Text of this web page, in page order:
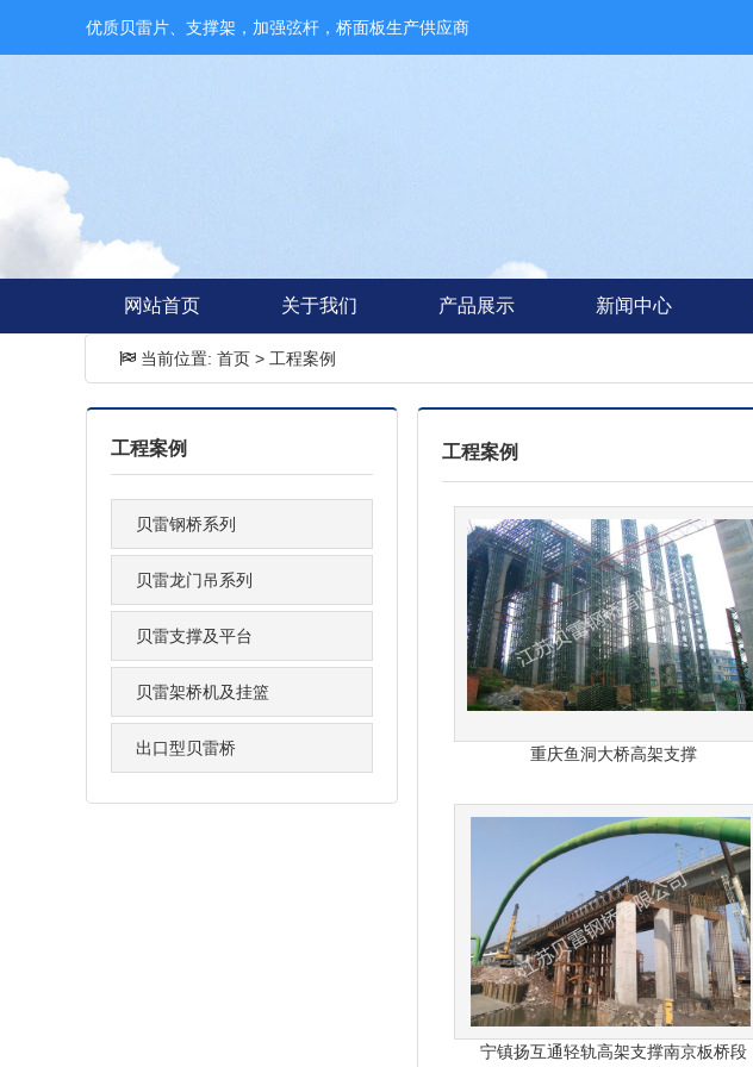
优质贝雷片、支撑架，加强弦杆，桥面板生产供应商
网站首页 关于我们 产品展示 新闻中心
当前位置: 首页 > 工程案例
工程案例
贝雷钢桥系列
贝雷龙门吊系列
贝雷支撑及平台
贝雷架桥机及挂篮
出口型贝雷桥
工程案例
重庆鱼洞大桥高架支撑
宁镇扬互通轻轨高架支撑南京板桥段